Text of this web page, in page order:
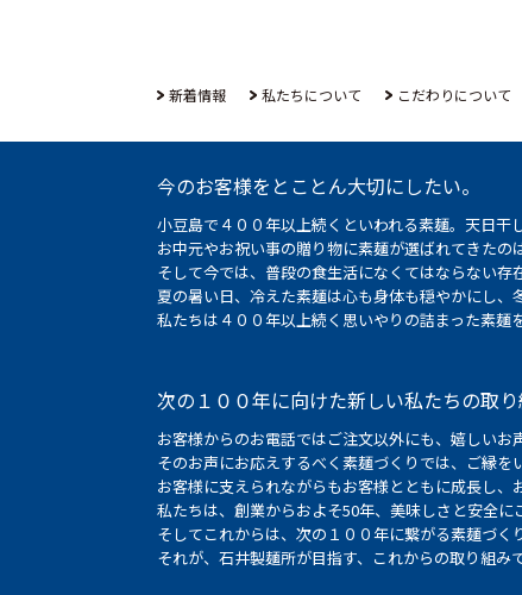
新着情報 私たちについて こだわりについて
今のお客様をとことん大切にしたい。
小豆島で４００年以上続くといわれる素麺。天日干
お中元やお祝い事の贈り物に素麺が選ばれてきたの
そして今では、普段の食生活になくてはならない存
夏の暑い日、冷えた素麺は心も身体も穏やかにし、
私たちは４００年以上続く思いやりの詰まった素麺
次の１００年に向けた新しい私たちの取り
お客様からのお電話ではご注文以外にも、嬉しいお
そのお声にお応えするべく素麺づくりでは、ご縁を
お客様に支えられながらもお客様とともに成長し、
私たちは、創業からおよそ50年、美味しさと安全に
そしてこれからは、次の１００年に繋がる素麺づく
それが、石井製麺所が目指す、これからの取り組みで